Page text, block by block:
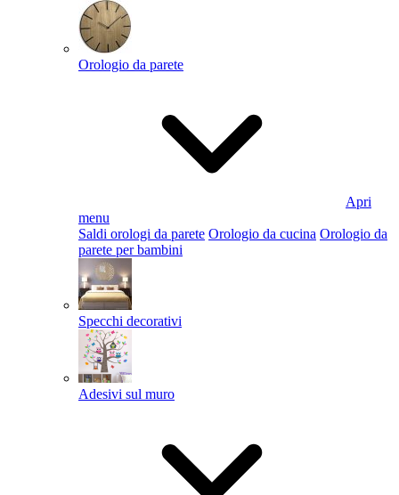
Orologio da parete
Apri
menu
Saldi orologi da parete Orologio da cucina Orologio da
parete per bambini
Specchi decorativi
Adesivi sul muro